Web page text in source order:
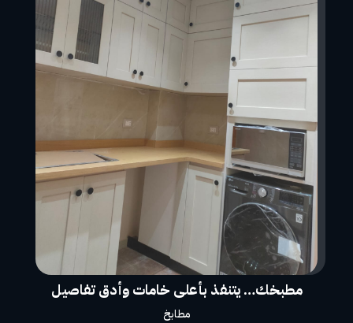
مطبخك… يتنفذ بأعلى خامات وأدق تفاصيل
مطابخ